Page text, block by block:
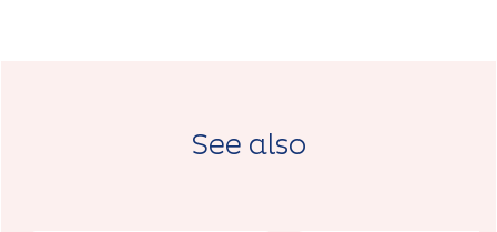
See also